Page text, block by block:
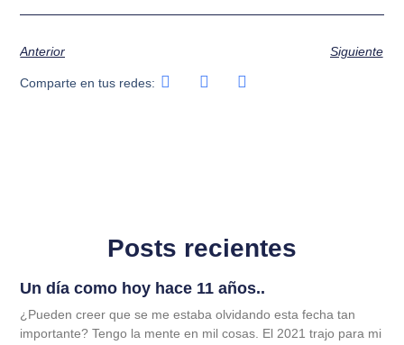
Anterior Siguiente
Comparte en tus redes:
Posts recientes
Un día como hoy hace 11 años..
¿Pueden creer que se me estaba olvidando esta fecha tan
importante? Tengo la mente en mil cosas. El 2021 trajo para mi